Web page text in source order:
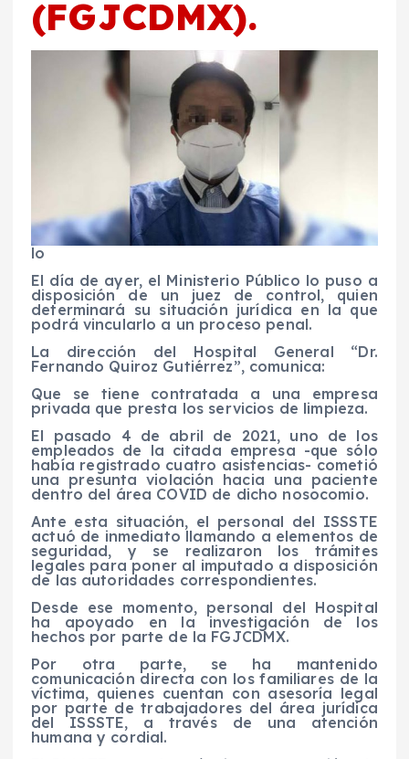
(FGJCDMX).
lo
El día de ayer, el Ministerio Público lo puso a
disposición de un juez de control, quien
determinará su situación jurídica en la que
podrá vincularlo a un proceso penal.
La dirección del Hospital General “Dr.
Fernando Quiroz Gutiérrez”, comunica:
Que se tiene contratada a una empresa
privada que presta los servicios de limpieza.
El pasado 4 de abril de 2021, uno de los
empleados de la citada empresa -que sólo
había registrado cuatro asistencias- cometió
una presunta violación hacia una paciente
dentro del área COVID de dicho nosocomio.
Ante esta situación, el personal del ISSSTE
actuó de inmediato llamando a elementos de
seguridad, y se realizaron los trámites
legales para poner al imputado a disposición
de las autoridades correspondientes.
Desde ese momento, personal del Hospital
ha apoyado en la investigación de los
hechos por parte de la FGJCDMX.
Por otra parte, se ha mantenido
comunicación directa con los familiares de la
víctima, quienes cuentan con asesoría legal
por parte de trabajadores del área jurídica
del ISSSTE, a través de una atención
humana y cordial.